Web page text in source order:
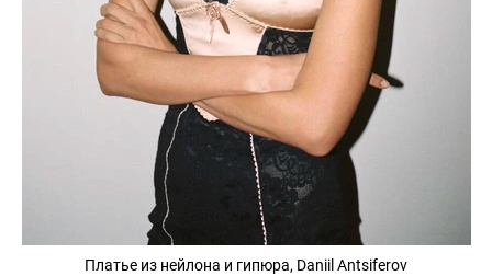
Платье из нейлона и гипюра, Daniil Antsiferov